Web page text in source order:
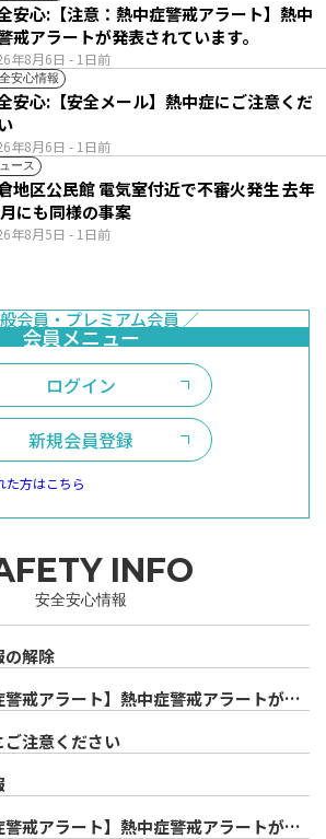
年8月6日 - 1日前
安心:【注意：熱中症警戒アラート】熱中
戒アラートが発表されています。
安心情報
年8月6日 - 1日前
安心:【安全メール】熱中症にご注意くだ
ース
年8月5日 - 1日前
地区公民館 電気室付近で不審火発生 去年
にも同様の事案
ログイン
新規会員登録
た方はこちら
INFO
安全安心情報
の解除
警戒アラート】熱中症警戒アラートが発
注意ください
警戒アラート】熱中症警戒アラートが発